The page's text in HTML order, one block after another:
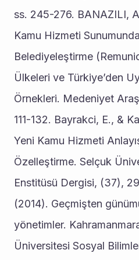
ss. 245-276. BANAZILI,
Kamu Hizmeti
Belediyeleştirme
Ülkeleri ve Türkiye’den
Örnekleri. Medeniyet
111-132. Bayrakci, E., &
Yeni Kamu Hizmeti
Özelleştirme. Selçuk
Enstitüsü Dergisi, (37),
(2014). Geçmişten
yönetimler.
Üniversitesi Sosyal